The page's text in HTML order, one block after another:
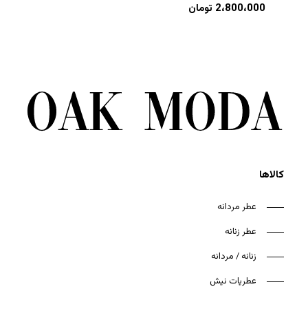
هیچ محصولی در سبد خرید نیست.
2،800،000 تومان
کالاها
عطر مردانه
عطر زنانه
زنانه / مردانه
عطریات نیش